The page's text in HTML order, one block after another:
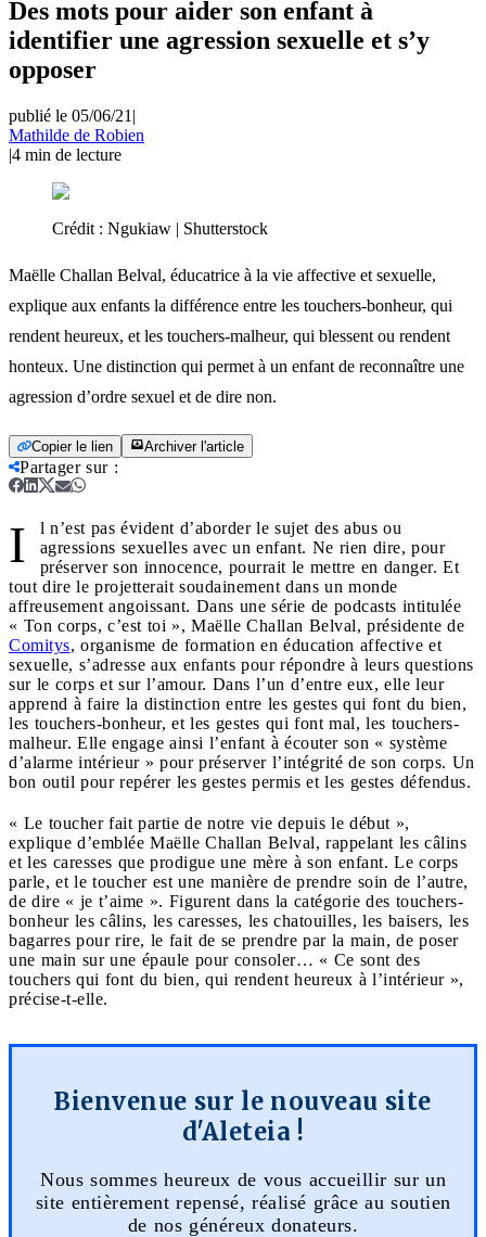
Des mots pour aider son enfant à
identifier une agression sexuelle et s’y
opposer
publié le 05/06/21 |
Mathilde de Robien
|4 min de lecture
Crédit : Ngukiaw | Shutterstock
Maëlle Challan Belval, éducatrice à la vie affective et sexuelle,
explique aux enfants la différence entre les touchers-bonheur, qui
rendent heureux, et les touchers-malheur, qui blessent ou rendent
honteux. Une distinction qui permet à un enfant de reconnaître une
agression d’ordre sexuel et de dire non.
Copier le lien Archiver l'article
Partager sur:
I
l n’est pas évident d’aborder le sujet des abus ou
agressions sexuelles avec un enfant. Ne rien dire, pour
préserver son innocence, pourrait le mettre en danger. Et
tout dire le projetterait soudainement dans un monde
affreusement angoissant. Dans une série de podcasts intitulée
« Ton corps, c’est toi », Maëlle Challan Belval, présidente de
Comitys, organisme de formation en éducation affective et
sexuelle, s’adresse aux enfants pour répondre à leurs questions
sur le corps et sur l’amour. Dans l’un d’entre eux, elle leur
apprend à faire la distinction entre les gestes qui font du bien,
les touchers-bonheur, et les gestes qui font mal, les touchers-
malheur. Elle engage ainsi l’enfant à écouter son « système
d’alarme intérieur » pour préserver l’intégrité de son corps. Un
bon outil pour repérer les gestes permis et les gestes défendus.
« Le toucher fait partie de notre vie depuis le début »,
explique d’emblée Maëlle Challan Belval, rappelant les câlins
et les caresses que prodigue une mère à son enfant. Le corps
parle, et le toucher est une manière de prendre soin de l’autre,
de dire « je t’aime ». Figurent dans la catégorie des touchers-
bonheur les câlins, les caresses, les chatouilles, les baisers, les
bagarres pour rire, le fait de se prendre par la main, de poser
une main sur une épaule pour consoler… « Ce sont des
touchers qui font du bien, qui rendent heureux à l’intérieur »,
précise-t-elle.
Bienvenue sur le nouveau site
d'Aleteia !
Nous sommes heureux de vous accueillir sur un
site entièrement repensé, réalisé grâce au soutien
de nos généreux donateurs.